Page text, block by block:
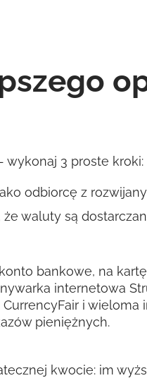
wykonaj 3 proste kroki:
odbiorcę z
waluty są
bankowe, na
internetowa
i
pieniężnych.
kwocie: im